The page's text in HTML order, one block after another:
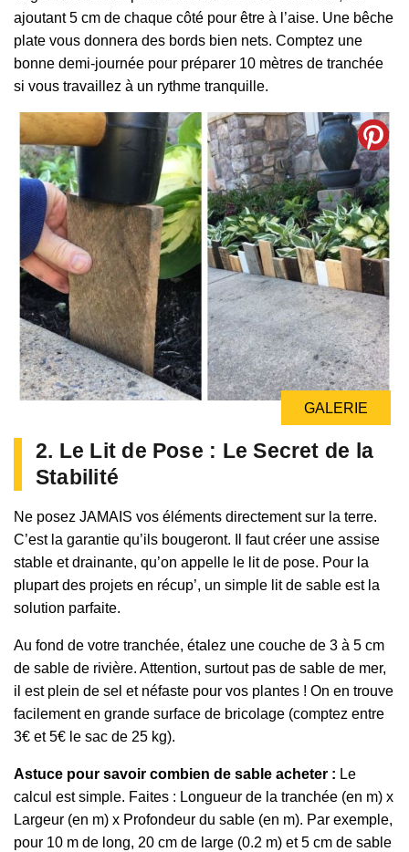
ajoutant 5 cm de chaque côté pour être à l’aise. Une bêche
plate vous donnera des bords bien nets. Comptez une
bonne demi-journée pour préparer 10 mètres de tranchée
si vous travaillez à un rythme tranquille.
GALERIE
2. Le Lit de Pose : Le Secret de la
Stabilité
Ne posez JAMAIS vos éléments directement sur la terre.
C’est la garantie qu’ils bougeront. Il faut créer une assise
stable et drainante, qu’on appelle le lit de pose. Pour la
plupart des projets en récup’, un simple lit de sable est la
solution parfaite.
Au fond de votre tranchée, étalez une couche de 3 à 5 cm
de sable de rivière. Attention, surtout pas de sable de mer,
il est plein de sel et néfaste pour vos plantes ! On en trouve
facilement en grande surface de bricolage (comptez entre
3€ et 5€ le sac de 25 kg).
Astuce pour savoir combien de sable acheter : Le
calcul est simple. Faites : Longueur de la tranchée (en m) x
Largeur (en m) x Profondeur du sable (en m). Par exemple,
pour 10 m de long, 20 cm de large (0.2 m) et 5 cm de sable